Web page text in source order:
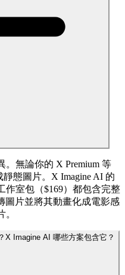
無論你的 X Premium 等
態圖片。X Imagine AI 的
作室包（$169）都包含完整
圖片並將其動畫化成電影感
X Imagine AI 哪些方案包含它？